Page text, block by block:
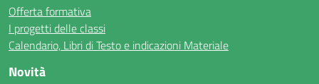
Offerta formativa
I progetti delle classi
Calendario, Libri di Testo e indicazioni Materiale
Novità